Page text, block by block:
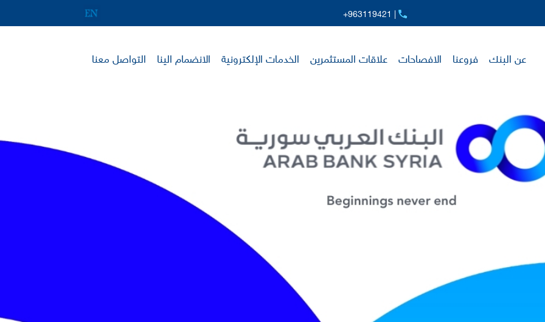
+963119421 |
عن البنك فروعنا الافصاحات علاقات المستثمرين الخدمات الإلكترونية الانضمام الينا التواصل معنا